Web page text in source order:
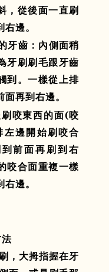
，從後面一直刷
邊。
牙齒：內側面稍
牙刷刷毛跟牙齒
到。一樣從上排
再到右邊。
咬東西的面(咬
左邊開始刷咬合
前面再刷到右
咬合面重複一樣
邊。
，大拇指握在牙